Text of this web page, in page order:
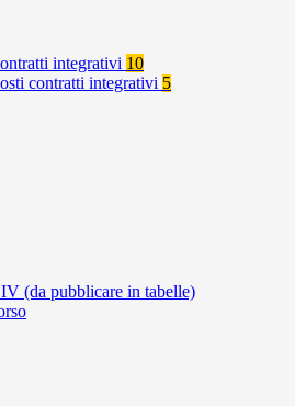
integrativi 10
contratti integrativi 5
(da pubblicare in tabelle)